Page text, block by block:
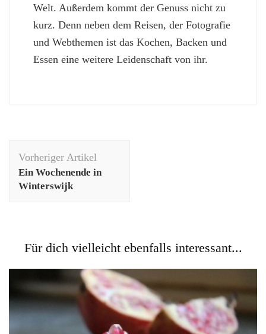
Welt. Außerdem kommt der Genuss nicht zu
kurz. Denn neben dem Reisen, der Fotografie
und Webthemen ist das Kochen, Backen und
Essen eine weitere Leidenschaft von ihr.
Vorheriger Artikel
Ein Wochenende in
Winterswijk
Für dich vielleicht ebenfalls interessant...